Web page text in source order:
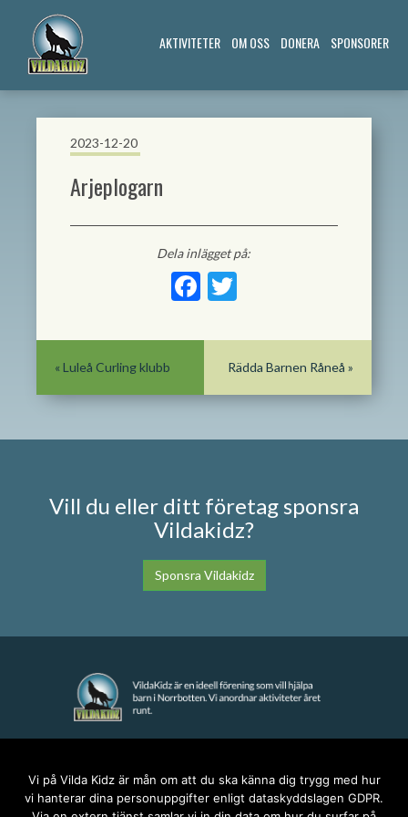
AKTIVITETER OM OSS DONERA SPONSORER
2023-12-20
Arjeplogarn
Dela inlägget på:
Facebook
Twitter
Rädda Barnen Råneå »
« Luleå Curling klubb
Vill du eller ditt företag sponsra
Vildakidz?
Sponsra Vildakidz
anna@vildakidz.se
Vi på Vilda Kidz är mån om att du ska känna dig trygg med hur
vi hanterar dina personuppgifter enligt dataskyddslagen GDPR.